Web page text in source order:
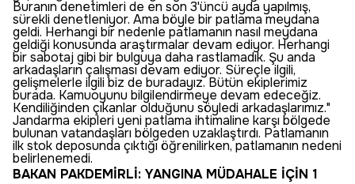
Buranın denetimleri de en son 3'üncü ayda yapılmış,
sürekli denetleniyor. Ama böyle bir patlama meydana
geldi. Herhangi bir nedenle patlamanın nasıl meydana
geldiği konusunda araştırmalar devam ediyor. Herhangi
bir sabotaj gibi bir bulguya daha rastlamadık. Şu anda
arkadaşların çalışması devam ediyor. Süreçle ilgili,
gelişmelerle ilgili biz de buradayız. Bütün ekiplerimiz
burada. Kamuoyunu bilgilendirmeye devam edeceğiz.
Kendiliğinden çıkanlar olduğunu söyledi arkadaşlarımız."
Jandarma ekipleri yeni patlama ihtimaline karşı bölgede
bulunan vatandaşları bölgeden uzaklaştırdı. Patlamanın
ilk stok deposunda çıktığı öğrenilirken, patlamanın nedeni
belirlenemedi.
BAKAN PAKDEMİRLİ: YANGINA MÜDAHALE İÇİN 1